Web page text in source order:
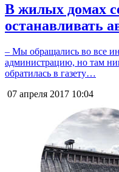
В жилых домах
останавливать
– Мы обращались во все
администрацию, но там
обратилась в газету…
07 апреля 2017 10:04